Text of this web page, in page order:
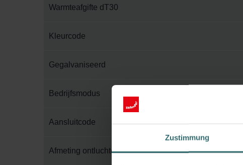
Zustimmung
Warmteafgifte dT30
Kleurcode
Gegalvaniseerd
Bedrijfsmodus
Aansluitcode
Afmeting ontluchter